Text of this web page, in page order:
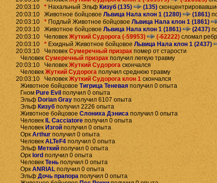
20:03:10 *Нахальный Эльф Кизуб (135) (135)
20:03:10 Животное бойцовое Львица Нала клон 1 (1280) (1861)
20:03:10 * Подлый Животное бойцовое Львица Нала клон 1 (1861)
20:03:10 Животное бойцовое Львица Нала клон 1 (1861) (2437)
20:03:10 ЧеловекЖуткий Судорога (-59953) (-62222) сломал
20:03:10 * Ехидный Животное бойцовое Львица Нала клон 1 (2437)
20:03:10 Человек Сумеречный призрак помер от старости
ЧеловекСумеречный призрак получил легкую травму
20:03:10 Человек Жуткий Судорога скончался
ЧеловекЖуткий Судорога получил среднюю травму
20:03:10 ЧеловекЖуткий Судорога клон 1 скончался
Животное бойцовоеТигрица Теневая получил 0 опыта
Гном Pure Evil получил 0 опыта
Эльф Dorian Gray получил 6107 опыта
Эльф Кизуб получил 2226 опыта
Животное бойцовое Слониха Дэниса получил 0 опыта
Человек IL Cacciatore получил 0 опыта
Человек Изгой получил 0 опыта
Орк Arthur получил 0 опыта
ЧеловекALTeF4 получил 0 опыта
Эльф Меткий получил 0 опыта
Орк lord получил 0 опыта
ЧеловекТень получил 0 опыта
ОркANRIAL получил 0 опыта
Эльф Дочь прапора получил 0 опыта